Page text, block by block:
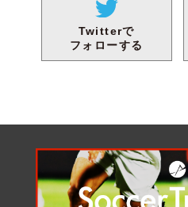
Twitterで
フォローする